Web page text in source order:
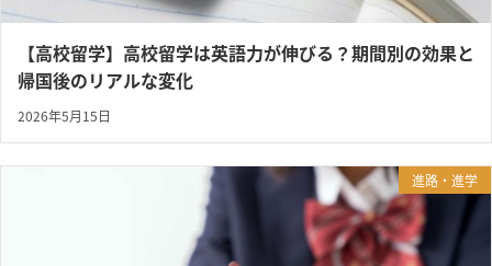
【高校留学】高校留学は英語力が伸びる？期間別の効果と
帰国後のリアルな変化
2026年5月15日
進路・進学